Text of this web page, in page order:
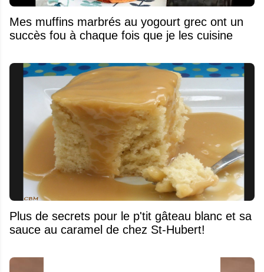
Mes muffins marbrés au yogourt grec ont un
succès fou à chaque fois que je les cuisine
Plus de secrets pour le p'tit gâteau blanc et sa
sauce au caramel de chez St-Hubert!